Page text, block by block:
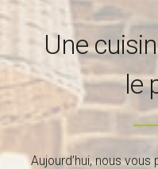
Une
le
Aujourd’hui, nous